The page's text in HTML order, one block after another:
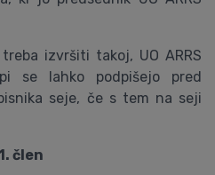
izvršiti takoj, UO ARRS
se lahko podpišejo pred
seje, če s tem na seji
člen